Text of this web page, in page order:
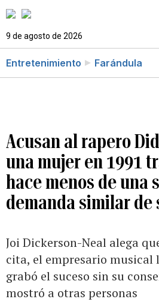
9 de agosto de 2026
Entretenimiento Farándula
Acusan al rapero
una mujer en 1991
hace menos de una
demanda similar de
Joi Dickerson-Neal alega
cita, el empresario musical
grabó el suceso sin su
mostró a otras personas